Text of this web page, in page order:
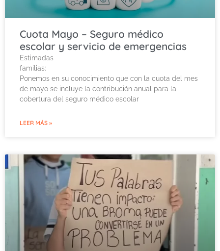
Cuota Mayo – Seguro médico
escolar y servicio de emergencias
Estimadas
Ponemos en su conocimiento que con la cuota del mes
de mayo se incluye la contribución anual para la
cobertura del seguro médico escolar
LEER MÁS »